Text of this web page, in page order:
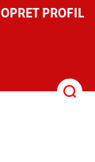
OPRET PROFIL